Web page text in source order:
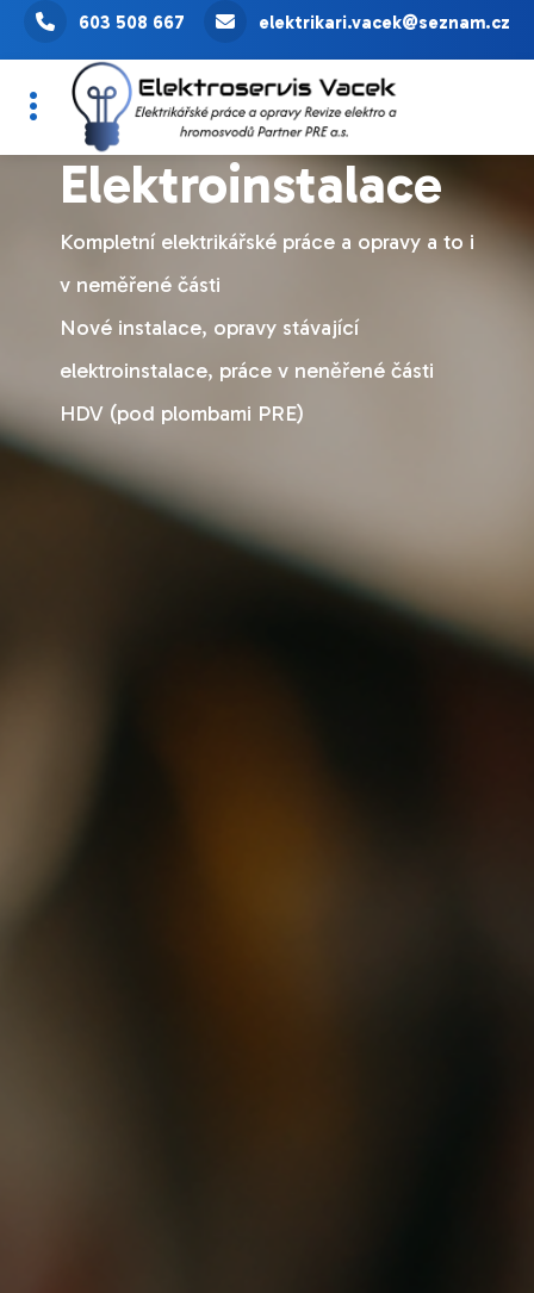
603 508 667 elektrikari.vacek@seznam.cz
Elektroinstalace
Kompletní elektrikářské práce a opravy a to i
v neměřené části
Nové instalace, opravy stávající
elektroinstalace, práce v neněřené části
HDV (pod plombami PRE)